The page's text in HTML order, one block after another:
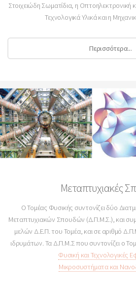
Στοιχειώδη Σωματίδια, η Οπτοηλεκτρονική
Τεχνολογικά Υλικά και η
Περισσότερα...
Μεταπτυχιακές
Ο Τομέας Φυσικής συντονίζει δύο
Μεταπτυχιακών Σπουδών (Δ.Π.Μ.Σ.), και
μελών Δ.Ε.Π. του Τομέα, και σε αριθμό
ιδρυμάτων. Τα Δ.Π.Μ.Σ που συντονίζει ο
Φυσική και Τεχνολογικές
Μικροσυστήματα και